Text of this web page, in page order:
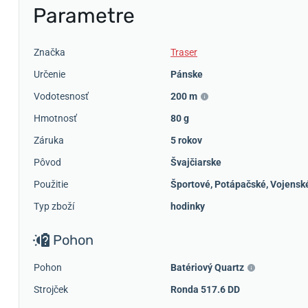
Parametre
Značka
Traser
Určenie
Pánske
Vodotesnosť
200 m
Hmotnosť
80 g
Záruka
5 rokov
Pôvod
Švajčiarske
Použitie
Športové, Potápačské,
Typ zboží
hodinky
Pohon
Pohon
Batériový Quartz
Strojček
Ronda 517.6 DD